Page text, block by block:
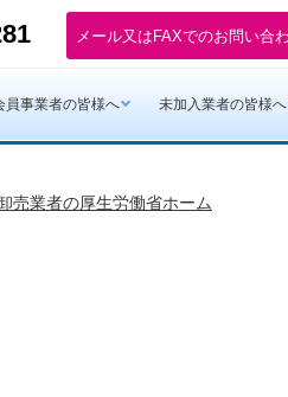
員事業者の皆様へ 未加入業者の皆様へ
売業者の厚生労働省ホーム